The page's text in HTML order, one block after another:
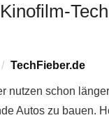
TechFieber.de
nutzen schon
Autos zu bauen.